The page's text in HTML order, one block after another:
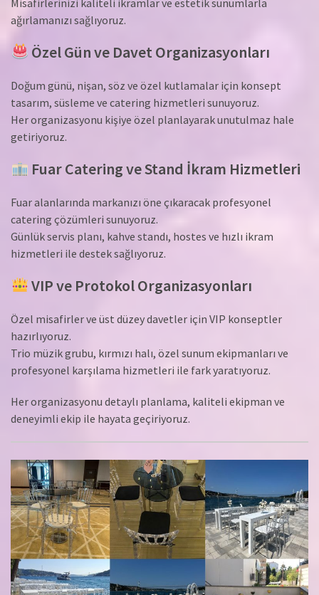
ağırlamanızı sağlıyoruz.
Özel Gün ve Davet Organizasyonları
Doğum günü, nişan, söz ve özel kutlamalar için konsept
tasarım, süsleme ve catering hizmetleri sunuyoruz.
Her organizasyonu kişiye özel planlayarak unutulmaz hale
getiriyoruz.
Fuar Catering ve Stand İkram Hizmetleri
Fuar alanlarında markanızı öne çıkaracak profesyonel
catering çözümleri sunuyoruz.
Günlük servis planı, kahve standı, hostes ve hızlı ikram
hizmetleri ile destek sağlıyoruz.
VIP ve Protokol Organizasyonları
Özel misafirler ve üst düzey davetler için VIP konseptler
hazırlıyoruz.
Trio müzik grubu, kırmızı halı, özel sunum ekipmanları ve
profesyonel karşılama hizmetleri ile fark yaratıyoruz.
Her organizasyonu detaylı planlama, kaliteli ekipman ve
deneyimli ekip ile hayata geçiriyoruz.